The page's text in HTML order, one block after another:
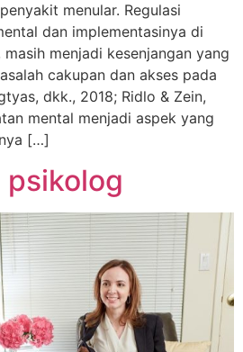
menular. Regulasi
dan implementasinya di
menjadi kesenjangan yang
cakupan dan akses pada
dkk., 2018; Ridlo & Zein,
mental menjadi aspek yang
[…]
psikolog